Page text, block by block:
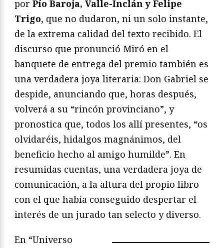
por Pío Baroja, Valle-Inclán y Felipe
Trigo, que no dudaron, ni un solo instante,
de la extrema calidad del texto recibido. El
discurso que pronunció Miró en el
banquete de entrega del premio también es
una verdadera joya literaria: Don Gabriel se
despide, anunciando que, horas después,
volverá a su “rincón provinciano”, y
pronostica que, todos los allí presentes, “os
olvidaréis, hidalgos magnánimos, del
beneficio hecho al amigo humilde”. En
resumidas cuentas, una verdadera joya de
comunicación, a la altura del propio libro
con el que había conseguido despertar el
interés de un jurado tan selecto y diverso.
En “Universo